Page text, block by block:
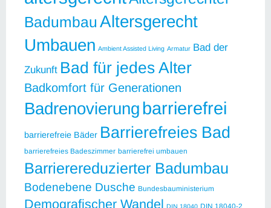
Badumbau Altersgerecht
Umbauen Ambient Assisted Living Armatur Bad der
Zukunft Bad für jedes Alter
Badkomfort für Generationen
Badrenovierung barrierefrei
barrierefreie Bäder Barrierefreies Bad
barrierefreies Badeszimmer barrierefrei umbauen
Barrierereduzierter Badumbau
Bodenebene Dusche Bundesbauministerium
Demografischer Wandel DIN 18040 DIN 18040-2